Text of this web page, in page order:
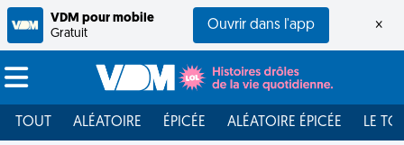
VDM pour mobile
Gratuit
Ouvrir dans l'app ×
TOUT ALÉATOIRE ÉPICÉE ALÉATOIRE ÉPICÉE LE